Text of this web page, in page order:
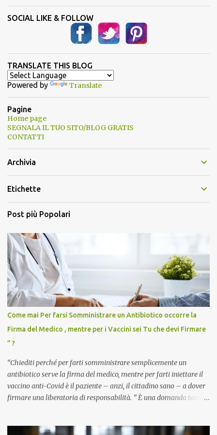
SOCIAL LIKE & FOLLOW
TRANSLATE THIS BLOG
Powered by Translate
Pagine
Home page
SEGNALA IL TUO SITO/BLOG GRATIS
CONTATTI
Archivia
Etichette
Post più Popolari
Come mai Per farsi Somministrare un Antibiotico occorre la
Firma del Medico , mentre per i Vaccini sei Tu che devi Firmare
” ?
“Chiediti perché per farti somministrare semplicemente un
antibiotico serve la firma del medico, mentre per farti iniettare il
vaccino anti-Covid è il paziente – anzi, il cittadino sano – a dover
firmare una liberatoria di responsabilità. ” È una domanda tanto
pandemia. Un interrogativo che dovrebbe scuotere chiunque abbia